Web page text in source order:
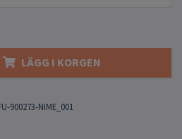
LÄGG I KORGEN
900273-NIME_001